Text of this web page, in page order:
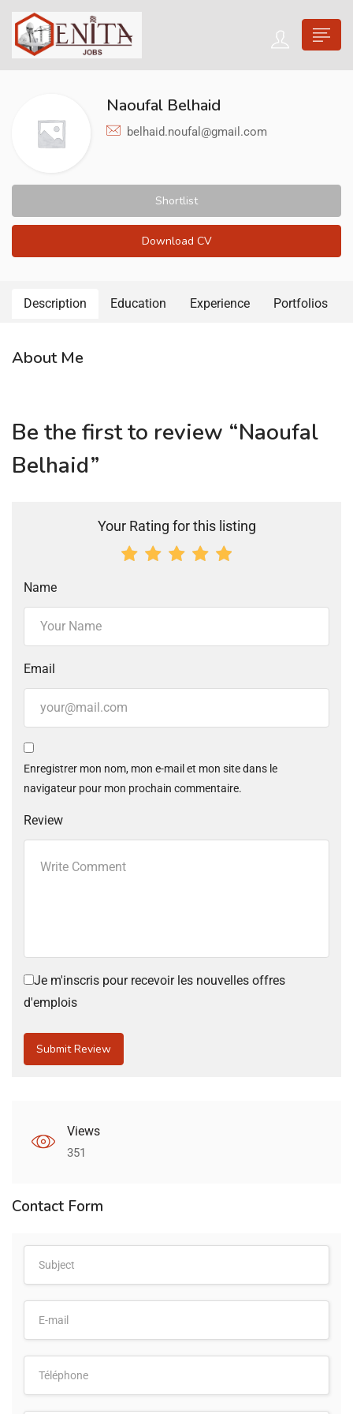
Naoufal Belhaid
belhaid.noufal@gmail.com
Shortlist
Download CV
Description Education Experience Portfolios
About Me
Be the first to review “Naoufal
Belhaid”
Your Rating for this listing
Name
Email
Enregistrer mon nom, mon e-mail et mon site dans le
navigateur pour mon prochain commentaire.
Review
Je m'inscris pour recevoir les nouvelles offres
d'emplois
Views
351
Contact Form